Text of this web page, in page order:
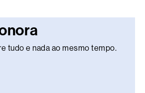
tudo e nada ao mesmo tempo.